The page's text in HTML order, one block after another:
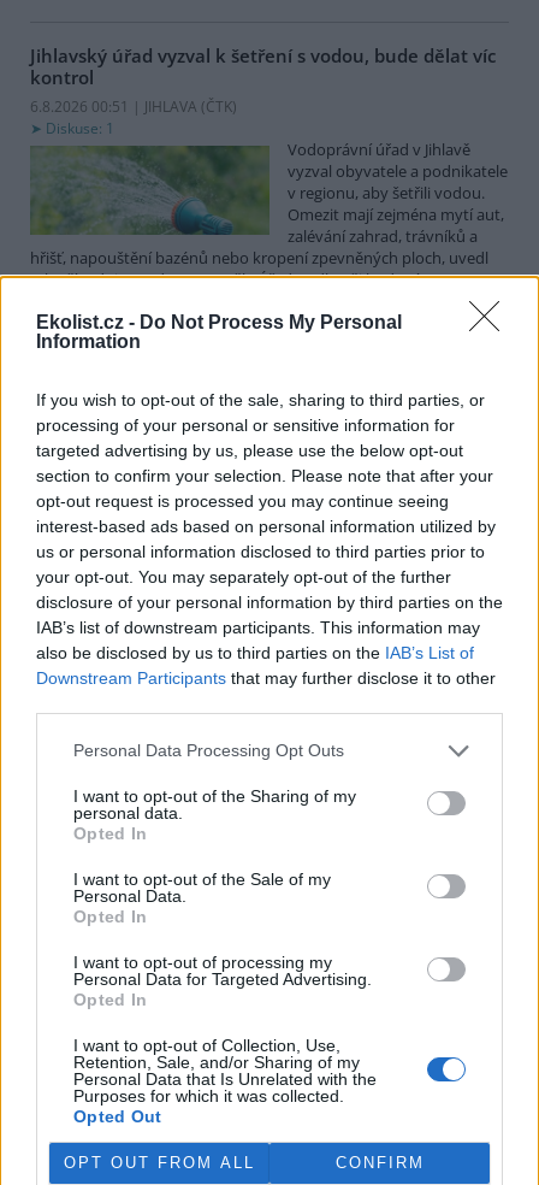
Ekolist.cz - Do Not Process My Personal
Information
If you wish to opt-out of the sale, sharing to third parties, or
processing of your personal or sensitive information for
targeted advertising by us, please use the below opt-out
section to confirm your selection. Please note that after your
opt-out request is processed you may continue seeing
interest-based ads based on personal information utilized by
us or personal information disclosed to third parties prior to
your opt-out. You may separately opt-out of the further
disclosure of your personal information by third parties on the
IAB’s list of downstream participants. This information may
also be disclosed by us to third parties on the IAB’s List of
Downstream Participants that may further disclose it to other
Personal Data Processing Opt Outs
I want to opt-out of the Sharing of my
personal data.
Opted In
I want to opt-out of the Sale of my
Personal Data.
Opted In
I want to opt-out of processing my
Personal Data for Targeted Advertising.
Opted In
I want to opt-out of Collection, Use,
Retention, Sale, and/or Sharing of my
Personal Data that Is Unrelated with the
Purposes for which it was collected.
Opted Out
OPT OUT FROM ALL CONFIRM
Jihlavský úřad vyzval k šetření s vodou, bude dělat víc
kontrol
6.8.2026 00:51 | JIHLAVA (ČTK)
Diskuse: 1
Vodoprávní úřad v Jihlavě
vyzval obyvatele a podnikatele
v regionu, aby šetřili vodou.
Omezit mají zejména mytí aut,
zalévání zahrad, trávníků a
hřišť, napouštění bazénů nebo kropení zpevněných ploch, uvedl
mluvčí radnice Radovan Daněk. Úřad podle něj bude víc
kontrolovat povolené odběry. Výzva k šetření vodou platí pro
všechny obce spadající pod Jihlavu jako obec s rozšířenou
působností.
Celníci odhalili gang překupníků papoušků, zajistili
stovku ptáků
5.8.2026 20:13 (ČTK)
Celníci odhalili gang
překupníků chráněných druhů
papoušků působící v několika
krajích a zajistili asi stovku
ptáků. S odchytem a
zajištěním zvířat celníkům pomohly zoo v Praze, Zlíně a Ostravě. V
ostravské zahradě také papoušci nalezli dočasné útočiště. V
tiskové zprávě nawebucelníků to oznámila mluvčí Celní správy ČR
Martina Kaňková. Případem se zabývá policie.
pronásledovali velrybáře
Islandské úřady nařídily
vyhoštění 21 aktivistů
pobřežní stráž s policií zabavily
jejich loď, která pronásledovala velrybářské plavidlo. Pasažéři lodi
patřící nadaci kanadsko-amerického ekologického aktivisty Paula
palubě nebyl. Píše o tom agentura AFP s odvoláním na islandskou
policii.
Záchranná stanice v Praze přijímá kvůli vedrům více
volně žijících zvířat
5.8.2026 17:40 | PRAHA (
teplotám pracovníci pražské